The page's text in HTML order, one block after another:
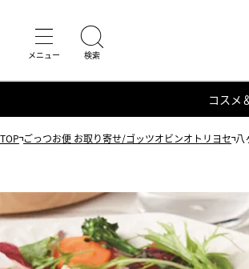
コスメ
TOP ごっつお便 お取り寄せ/ゴッツオビンオトリヨセ 八